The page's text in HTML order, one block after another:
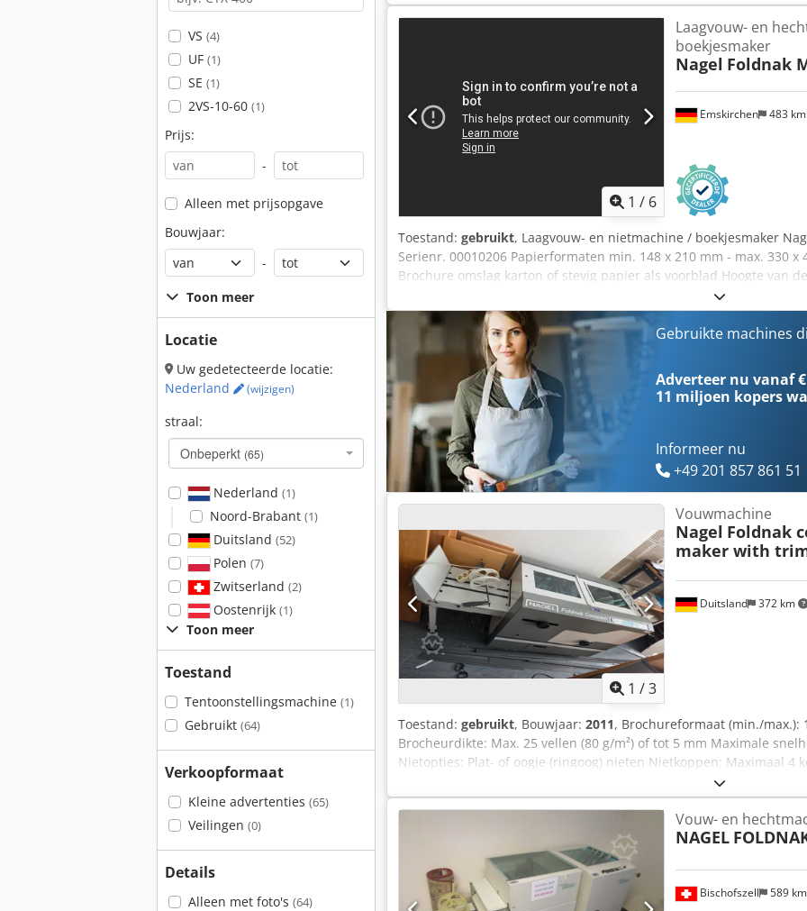
VS (4)
UF (1)
SE (1)
2VS-10-60 (1)
Prijs:
-
Alleen met prijsopgave
Bouwjaar:
-
Toon meer
Locatie
Uw gedetecteerde locatie:
Nederland
(wijzigen)
straal:
Onbeperkt (65)
Nederland (1)
Noord-Brabant (1)
Duitsland (52)
Polen (7)
Zwitserland (2)
Oostenrijk (1)
Toon meer
Toestand
Tentoonstellingsmachine (1)
Gebruikt (64)
Verkoopformaat
Kleine advertenties (65)
Veilingen (0)
Details
Alleen met foto's (64)
1 / 6
Emskirchen 483 km
Laagvouw- en
boekjesmaker
Nagel Foldnak
Toestand: gebruikt, Laagvouw- en nietmachine / boekjesmaker
Serienr. 00010206 Papierformaten min. 148 x 210 mm - max. 330 x
Brochure omslag karton of stevig papier als voorblad Hoogte van
(ca. 15 x 80 g) Hoogte van de papierlaag (blokken / hoeknaden)
sets / uur Mogelijke posities van de hechtkop (afstanden in mm) 4
Cedpfxov Sc Ays Akwerf Nietcapaciteit nietkop 210 Online video-
Telegram Op voorraad Emskirchen/Neurenberg - Direct leverbaar -
Gebruikte machines
Adverteer nu vanaf
11 miljoen kopers
Informeer nu
+49 201 857 861 51
1 /3
Duitsland 372 km
Vouwmachine
Nagel Foldnak
maker with
Toestand: gebruikt, Bouwjaar: 2011, Brochureformaat (min./max.):
Brocheurdikte: Max. 25 vellen (80 g/m²) of tot 5 mm Maximale
Nietopties: Plat- of oogje (ringoog) nieten Nietkoppen: Maximaal 4
standaard) Cjdpjziix Ssfx Akwsrf Stroomvoorziening: 220 V, 10 A
71 cm Nettogewicht: 240 kg Formaat: 325 x 450 mm Uitrusting:
(standaard nieten, voordelig in gebruik) Nietkoppen: Verstelbare
van nieten of vouwen (bijv. alleen nieten) Starten via knop of
Zijdelingse en frontale uitlijning Signaallampje bij niettekort SRA3-
standaard formaten.
Bischofszell 589 km
Vouw- en
NAGEL